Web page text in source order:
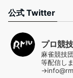
公式 Twitter
プロ競
麻雀競技
等配信し